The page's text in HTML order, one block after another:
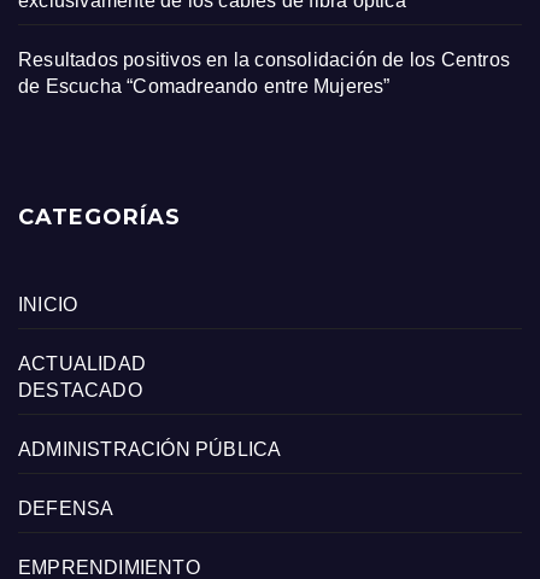
Resultados positivos en la consolidación de los Centros
de Escucha “Comadreando entre Mujeres”
CATEGORÍAS
INICIO
ACTUALIDAD
DESTACADO
ADMINISTRACIÓN PÚBLICA
DEFENSA
EMPRENDIMIENTO